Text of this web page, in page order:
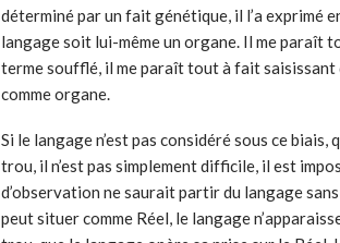
déterminé par un fait génétique, il l’a exprimé
langage soit lui-même un organe. Il me paraît
terme soufflé, il me paraît tout à fait saisissant
comme organe.
Si le langage n’est pas considéré sous ce biais,
trou, il n’est pas simplement difficile, il est
d’observation ne saurait partir du langage
peut situer comme Réel, le langage